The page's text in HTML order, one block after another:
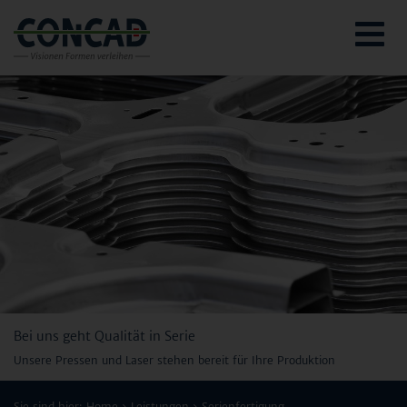
Bei uns geht Qualität in Serie
Unsere Pressen und Laser stehen bereit für Ihre Produktion